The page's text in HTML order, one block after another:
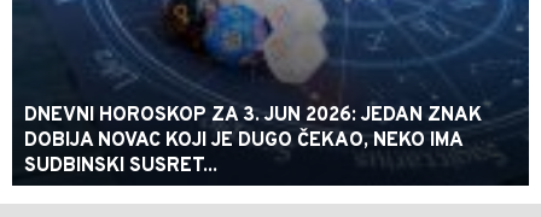
DNEVNI HOROSKOP ZA 3. JUN 2026: JEDAN ZNAK
DOBIJA NOVAC KOJI JE DUGO ČEKAO, NEKO IMA
SUDBINSKI SUSRET...